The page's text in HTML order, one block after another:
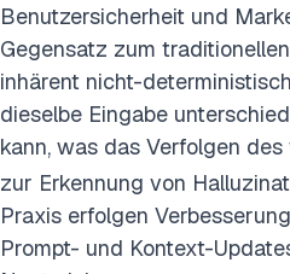
Benutzersicherheit und
Gegensatz zum
inhärent nicht-
dieselbe Eingabe
kann, was das Verfolgen
zur Erkennung von
Praxis erfolgen
Prompt- und Kontext-